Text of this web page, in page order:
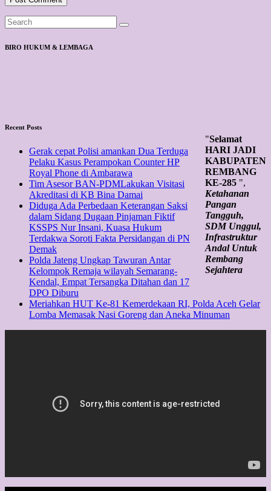
BIRO HUKUM & LEMBAGA
"Selamat
HARI JADI
KABUPATEN
REMBANG
KE-285 ",
Ketahanan
Pangan
Tangguh,
SDM Unggul,
Infrastruktur
Andal Untuk
Rembang
Sejahtera
Recent Posts
Gerak cepat Polisi amankan Dua Terduga
Pelaku Kasus Perampokan Counter HP
Royal Phone di Ambarawa
Tim Asesor BAN-PDMLakukan Visitasi
Akreditasi di KB Bina Damai
Diduga Ada Perbedaan Keterangan Saksi
dalam Sidang Dugaan Pinjaman Fiktif
KSSPS Nur Insani, Kuasa Hukum
Terdakwa Soroti Fakta Persidangan di PN
Demak
Polda Jateng Ungkap Tawuran Antar
Kelompok Remaja wilayah Semarang-
Kendal, Empat Tersangka Ditahan dan 17
DPO Diburu
Meriahkan HUT Ke-81 Kemerdekaan RI, Polda Aceh Gelar
Lomba Memasak Nasi Goreng dan Aneka Minuman